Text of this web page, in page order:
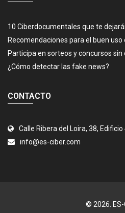
10 Ciberdocumentales que te
Recomendaciones para el buen
Participa en sorteos y concursos
¿Cómo detectar las fake news?
CONTACTO
Calle Ribera del Loira, 38,
info@es-ciber.com
© 2026.